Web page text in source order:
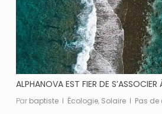
ALPHANOVA EST FIER DE
Par baptiste Écologie, Solaire Pas